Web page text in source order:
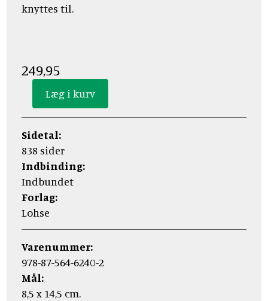
knyttes til.
249,95
Sidetal:
838 sider
Indbinding:
Indbundet
Forlag:
Lohse
Varenummer:
978-87-564-6240-2
Mål:
8,5 x 14,5 cm.